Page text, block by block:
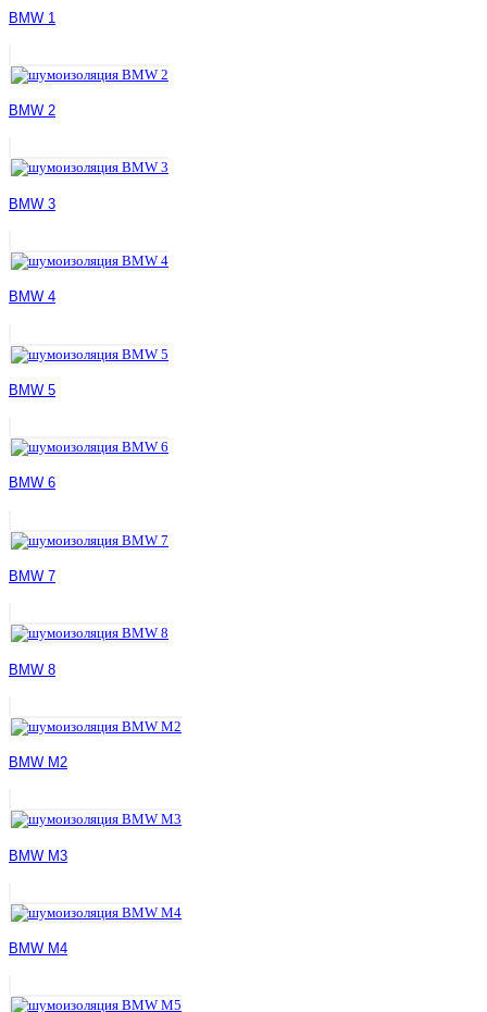
BMW 1
BMW 2
BMW 3
BMW 4
BMW 5
BMW 6
BMW 7
BMW 8
BMW M2
BMW M3
BMW M4